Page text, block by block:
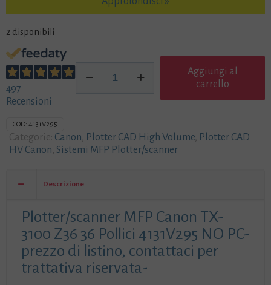
2 disponibili
497
Recensioni
MFP
Z36
36
Pollici
NO
di
listino,
contattaci
per
trattativa
Aggiungi al
carrello
COD: 4131V295
Categorie: Canon Plotter CAD High Volume Plotter CAD
HV Canon Sistemi MFP Plotter/scanner
Descrizione
Plotter/scanner MFP Canon TX-
3100 Z36 36 Pollici 4131V295 NO PC-
prezzo di listino, contattaci per
trattativa riservata-